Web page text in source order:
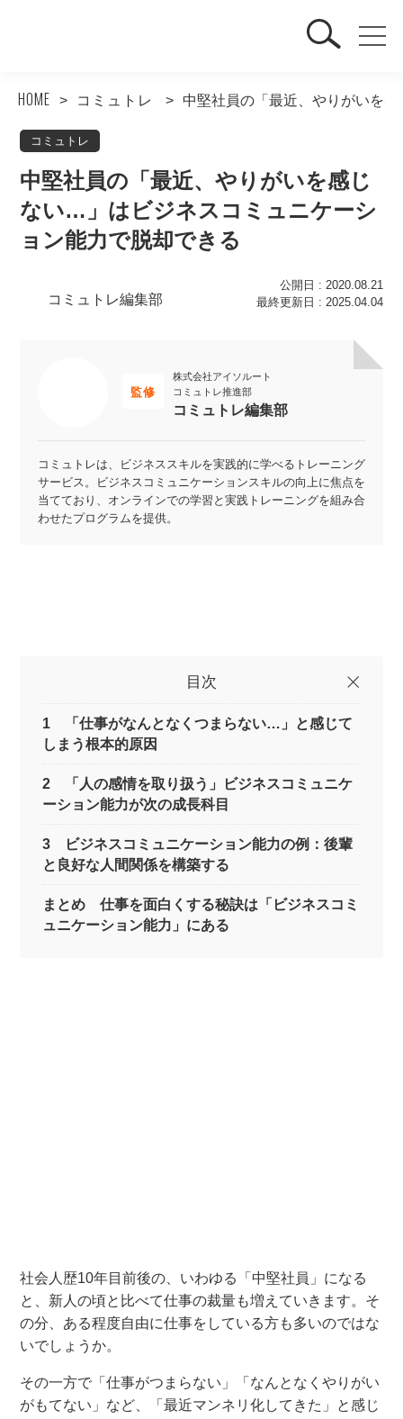
HOME コミュトレ 中堅社員の「最近、やりがいを
コミュトレ
中堅社員の「最近、やりがいを感じ
ない…」はビジネスコミュニケーシ
ョン能力で脱却できる
コミュトレ編集部
公開日 : 2020.08.21
最終更新日 : 2025.04.04
監修
株式会社アイソルート
コミュトレ推進部
コミュトレ編集部
コミュトレは、ビジネススキルを実践的に学べるトレーニング
サービス。ビジネスコミュニケーションスキルの向上に焦点を
当てており、オンラインでの学習と実践トレーニングを組み合
わせたプログラムを提供。
目次
1 「仕事がなんとなくつまらない…」と感じて
しまう根本的原因
2 「人の感情を取り扱う」ビジネスコミュニケ
ーション能力が次の成長科目
3 ビジネスコミュニケーション能力の例：後輩
と良好な人間関係を構築する
まとめ 仕事を面白くする秘訣は「ビジネスコミ
ュニケーション能力」にある
社会人歴10年目前後の いわゆる「中堅社員」 になる
と
新人の頃と比べて仕事の裁量も増え ていきます。そ
の分、 ある程度自由に仕事を している方も多いのではな
いでしょうか。
その一方で「仕事がつまらない 」「 なんとなくやりがい
がもてない」など、「最近マンネリ化してきた」と感じ